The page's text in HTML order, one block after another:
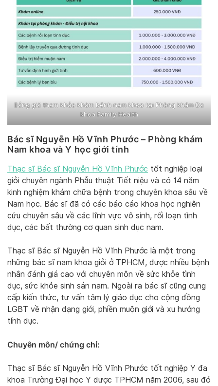
Bảng giá tham khảo khám bệnh nam khoa tại Phòng khám Đa
khoa Family Health
Bác sĩ Nguyễn Hồ Vĩnh Phước – Phòng khám
Nam khoa và Y học giới tính
Thạc sĩ Bác sĩ Nguyễn Hồ Vĩnh Phước tốt nghiệp loại
giỏi chuyên ngành Phẫu thuật Tiết niệu và có 14 năm
kinh nghiệm khám chữa bệnh trong chuyên khoa sâu về
Nam học. Bác sĩ đã có các báo cáo khoa học nghiên
cứu chuyên sâu về các lĩnh vực vô sinh, rối loạn tình
dục, các bất thường cơ quan sinh dục nam.
Thạc sĩ Bác sĩ Nguyễn Hồ Vĩnh Phước là một trong
những bác sĩ nam khoa giỏi ở TPHCM, được nhiều bệnh
nhân đánh giá cao với chuyên môn về sức khỏe tình
dục, sức khỏe sinh sản nam. Ngoài ra bác sĩ cũng cung
cấp kiến thức, tư vấn tâm lý giáo dục cho cộng đồng
LGBT về nhận dạng giới, phiền muộn giới và xu hướng
tính dục.
Chuyên môn/ chứng chỉ:
Thạc sĩ Bác sĩ Nguyễn Hồ Vĩnh Phước tốt nghiệp Y đa
khoa Trường Đại học Y dược TPHCM năm 2006, sau đó